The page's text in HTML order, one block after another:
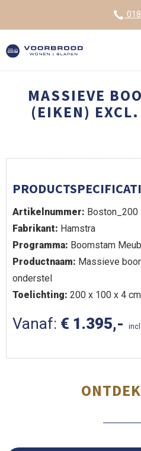
MASSIEVE
(EIKEN)
Artikelnummer: Boston_200
Fabrikant: Hamstra
Programma: Boomstam
Productnaam: Massieve
onderstel
Toelichting: 200 x 100 x 4
Vanaf: € 1.395,-